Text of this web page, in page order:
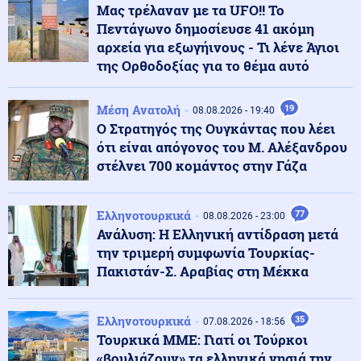
Καρπάθου λόγω πιθανής ύπαρξης πυρομαχικών
Κοινωνία 09.08.2026 - 10:52
Γαλάζιες Σημαίες 2026: Αυτές είναι οι 17 καλύτερες
ακτές στην Αττική
Ελληνοτουρκικά 09.08.2026 - 10:48
Δεν έχουν σταματημό οι Τούρκοι: Νέες παραβιάσεις
στο FIR Αθηνών
Κοινωνία 09.08.2026 - 10:45
Πινακίδες κυκλοφορίας με λίγα «κλικ»: Τι αλλάζει σε
παραγγελία, πληρωμή και έκδοση
Καιρός 09.08.2026 - 10:38
Καθηγητής Καρτάλης: Η Ευρώπη θερμαίνεται
ταχύτερα από άλλες ηπείρους
Μας τρέλαναν με τα UFO!! Το
Πεντάγωνο δημοσίευσε 41 ακόμη
αρχεία για εξωγήινους - Τι λένε Άγιοι
της Ορθοδοξίας για το θέμα αυτό
Μέση Ανατολή 08.08.2026 - 19:40 19
Ο Στρατηγός της Ουγκάντας που λέει
ότι είναι απόγονος του Μ. Αλέξανδρου
στέλνει 700 κομάντος στην Γάζα
Ελληνοτουρκικά 08.08.2026 - 23:00 77
Ανάλυση: Η Ελληνική αντίδραση μετά
την τριμερή συμφωνία Τουρκίας-
Πακιστάν-Σ. Αραβίας στη Μέκκα
Ελληνοτουρκικά 07.08.2026 - 18:56 35
Τουρκικά ΜΜΕ: Γιατί οι Τούρκοι